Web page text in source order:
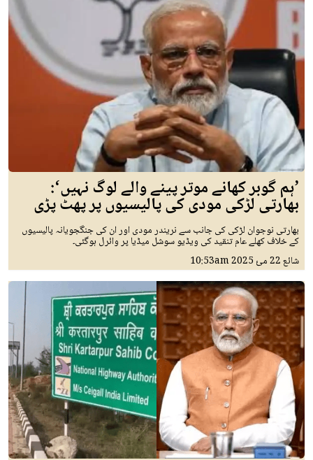
’ہم گوبر کھانے موتر پینے والے لوگ نہیں‘:
بھارتی لڑکی مودی کی پالیسیوں پر پھٹ پڑی
بھارتی نوجوان لڑکی کی جانب سے نریندر مودی اور ان کی جنگجویانہ پالیسیوں
کے خلاف کھلے عام تنقید کی ویڈیو سوشل میڈیا پر وائرل ہوگئی۔
شائع22 مئ 2025 10:53am